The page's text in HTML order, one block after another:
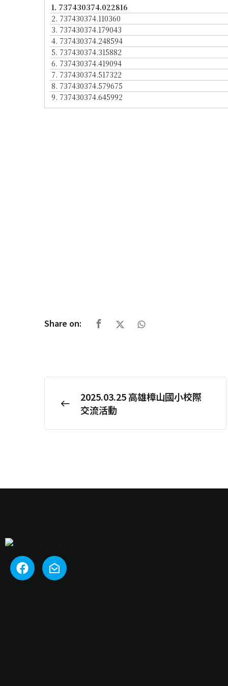
1. 737430374.022816
2. 737430374.110360
3. 737430374.179043
4. 737430374.248594
5. 737430374.315882
6. 737430374.419094
7. 737430374.517322
8. 737430374.579675
9. 737430374.645992
Share on:
2025.03.25 高雄樟山國小校際
交流活動